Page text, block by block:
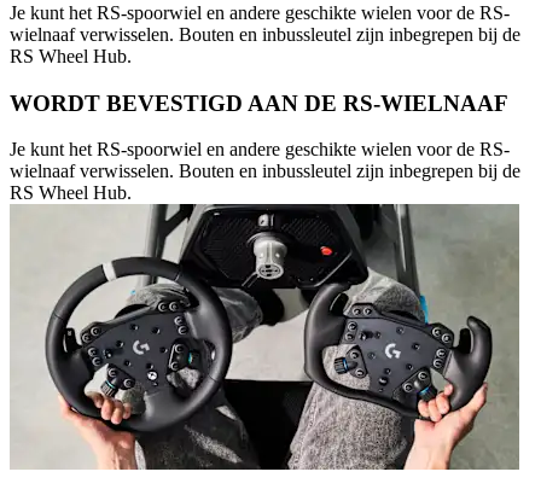
Je kunt het RS-spoorwiel en andere geschikte wielen voor de RS-
wielnaaf verwisselen. Bouten en inbussleutel zijn inbegrepen bij de
RS Wheel Hub.
WORDT BEVESTIGD AAN DE RS-WIELNAAF
Je kunt het RS-spoorwiel en andere geschikte wielen voor de RS-
wielnaaf verwisselen. Bouten en inbussleutel zijn inbegrepen bij de
RS Wheel Hub.